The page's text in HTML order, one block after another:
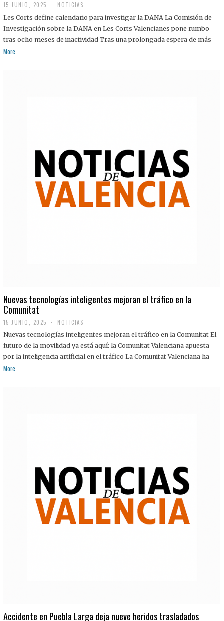
15 JUNIO, 2025 NOTICIAS
Les Corts define calendario para investigar la DANA La Comisión de
Investigación sobre la DANA en Les Corts Valencianes pone rumbo
tras ocho meses de inactividad Tras una prolongada espera de más
More
Nuevas tecnologías inteligentes mejoran el tráfico en la
Comunitat
15 JUNIO, 2025 NOTICIAS
Nuevas tecnologías inteligentes mejoran el tráfico en la Comunitat El
futuro de la movilidad ya está aquí: la Comunitat Valenciana apuesta
por la inteligencia artificial en el tráfico La Comunitat Valenciana ha
More
Accidente en Puebla Larga deja nueve heridos trasladados